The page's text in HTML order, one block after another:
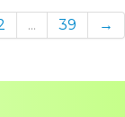
... 39 →